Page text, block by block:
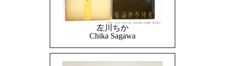
左川ちか
Chika Sagawa